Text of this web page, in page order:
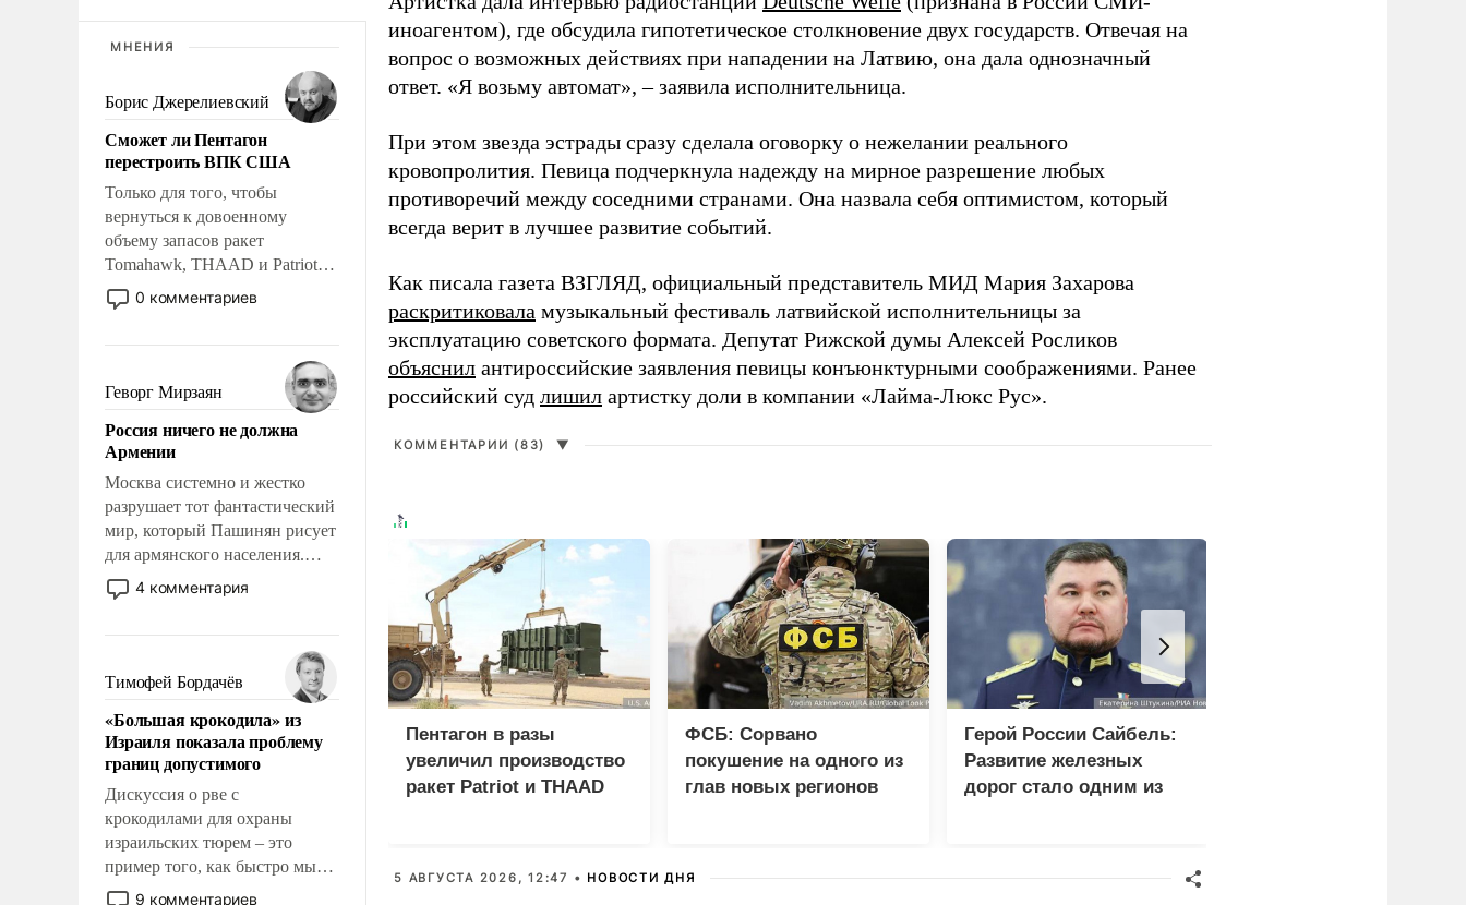
МНЕНИЯ
Борис Джерелиевский
Сможет ли Пентагон
перестроить ВПК США
Только для того, чтобы
вернуться к довоенному
объему запасов ракет
Tomahawk, THAAD и Patriot
США потребуется более трех
лет. Даже небольшая война с
Сложившаяся ситуация
означает многолетний период
уязвимости США, например,
перед Китаем.
0 комментариев
Геворг Мирзаян
Россия ничего не должна
Армении
Москва системно и жестко
разрушает тот фантастический
мир, который Пашинян рисует
для армянского населения.
Мир, где этому населению все
должны просто по
политические прожекты будут
беспрекословно оплачиваться
за счет российских
налогоплательщиков и где за
свои поступки не нужно
отвечать.
4 комментария
Тимофей Бордачёв
«Большая крокодила» из
Израиля показала проблему
границ допустимого
Дискуссия о рве с
крокодилами для охраны
израильских тюрем – это
пример того, как быстро мы
двигаемся по пути
9 комментариев
иноагентом), где обсудила гипотетическое столкновение двух государств. Отвечая на
вопрос о возможных действиях при нападении на Латвию, она дала однозначный
ответ. «Я возьму автомат», – заявила исполнительница.
При этом звезда эстрады сразу сделала оговорку о нежелании реального
кровопролития. Певица подчеркнула надежду на мирное разрешение любых
противоречий между соседними странами. Она назвала себя оптимистом, который
всегда верит в лучшее развитие событий.
Как писала газета ВЗГЛЯД, официальный представитель МИД Мария Захарова
раскритиковала музыкальный фестиваль латвийской исполнительницы за
эксплуатацию советского формата. Депутат Рижской думы Алексей Росликов
объяснил антироссийские заявления певицы конъюнктурными соображениями. Ранее
российский суд лишил артистку доли в компании «Лайма-Люкс Рус».
КОММЕНТАРИИ (83) ▼
Пентагон в разы
увеличил производство
ракет Patriot и THAAD
ФСБ: Сорвано
покушение на одного из
глав новых регионов
Герой России Сайбель:
Развитие железных
дорог стало одним из
5 АВГУСТА 2026, 12:47 • НОВОСТИ ДНЯ